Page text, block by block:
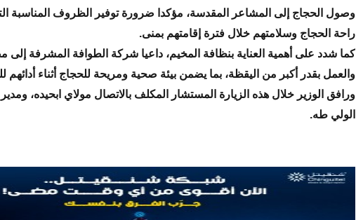
وصول الحجاج إلى المشاعر المقدسة، مؤكدا ضرورة توفير الظروف المناسبة
راحة الحجاج وسلامتهم خلال فترة إقامتهم بمنى.
كما شدد على أهمية العناية بنظافة المخيم، داعيا شركة الطوافة المشرفة إلى
والعمل بقدر أكبر من اليقظة، بما يضمن بيئة صحية ومريحة للحجاج أثناء أدائهم
ورافق الوزير خلال هذه الزيارة المستشار المكلف بالاتصال مولاي ابحيده،
الولي طه.